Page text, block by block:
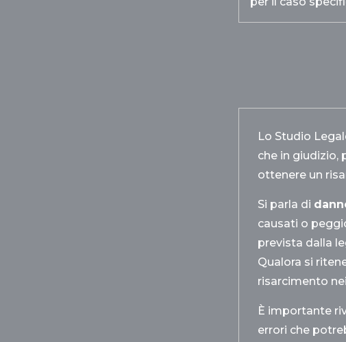
Lo Studio
che in giudizio,
ottenere un
Si parla di
causati o
prevista dalla
Qualora si
risarcimento
È importante
errori che